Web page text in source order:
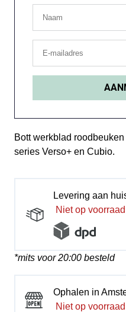
Bott werkblad
series Verso+ en Cubio.
Levering aan
Niet op voorraad
*mits voor 20:00 besteld
Ophalen in
Niet op voorraad